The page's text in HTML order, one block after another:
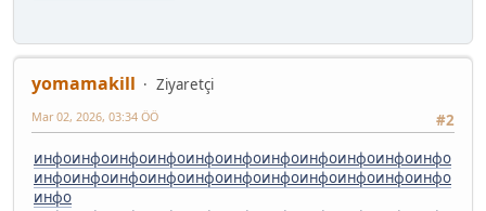
yomamakill
Ziyaretçi
#2
Mar 02, 2026, 03:34 ÖÖ
инфоинфоинфоинфоинфоинфоинфоинфоинфоинфоинфо
инфоинфоинфоинфоинфоинфоинфоинфоинфоинфоинфо
инфо